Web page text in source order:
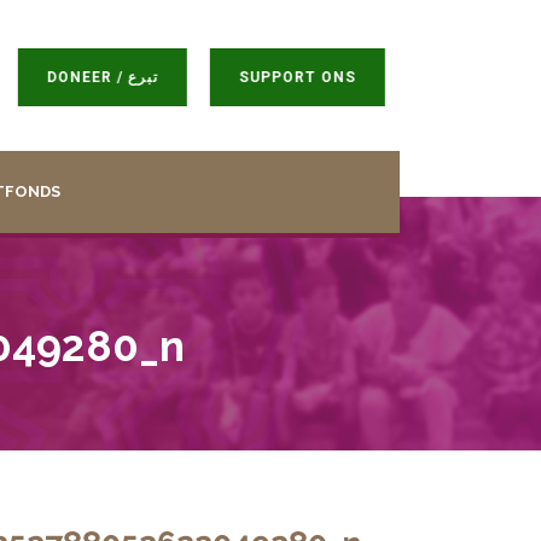
DONEER / تبرع SUPPORT ONS